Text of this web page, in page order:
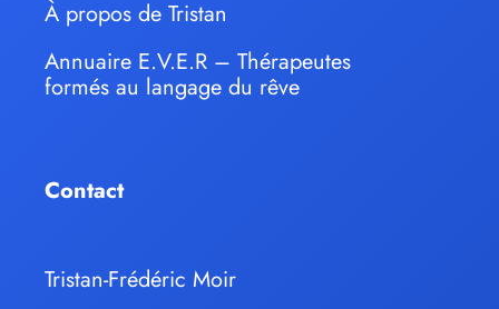
À propos de Tristan
Annuaire E.V.E.R – Thérapeutes
formés au langage du rêve
Contact
Tristan-Frédéric Moir